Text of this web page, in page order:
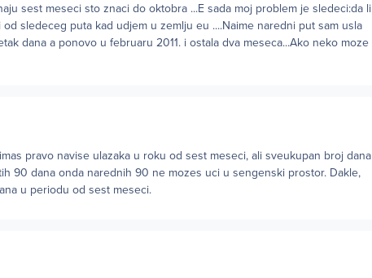
sest meseci sto znaci do oktobra ...E sada moj problem je sledeci:da li
sledeceg puta kad udjem u zemlju eu ....Naime naredni put sam usla
dana a ponovo u februaru 2011. i ostala dva meseca...Ako neko moze
pravo navise ulazaka u roku od sest meseci, ali sveukupan broj dana
90 dana onda narednih 90 ne mozes uci u sengenski prostor. Dakle,
u periodu od sest meseci.